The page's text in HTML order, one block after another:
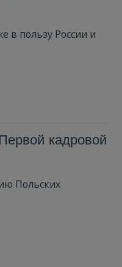
в пользу России и
кадровой
Польских